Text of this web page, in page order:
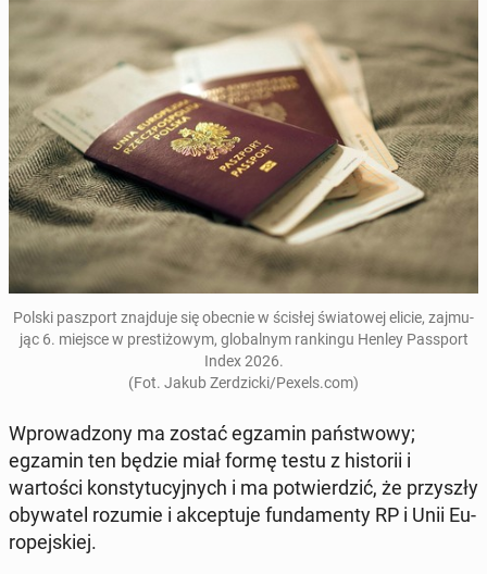
Polski pasz­port zna­j­du­je się obecnie w ścisłej świa­towej elicie, za­j­mu­
jąc 6. miejsce w prestiżowym, glob­al­nym rankingu Henley Pass­port
Index 2026.
(Fot. Jakub Zerdz­ic­ki/Pexels.com)
Wprowad­zony ma zostać egzamin państ­wowy;
egzamin ten będzie miał formę testu z his­torii i
wartoś­ci kon­sty­tucyjnych i ma potwierdz­ić, że przyszły
oby­wa­tel rozumie i ak­cep­tu­je fun­da­men­ty RP i Unii Eu­
rope­jskiej.